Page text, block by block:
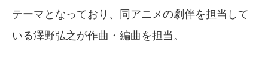
テーマとなっており、同アニメの劇伴を担当して
いる澤野弘之が作曲・編曲を担当。